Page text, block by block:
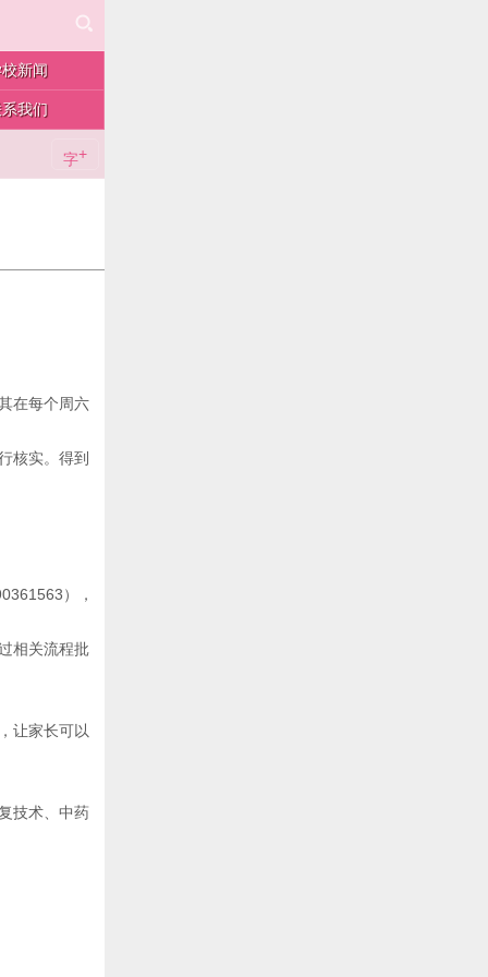
新闻
我们
字+
在每个周六
核实。得到
），
相关流程批
让家长可以
技术、中药